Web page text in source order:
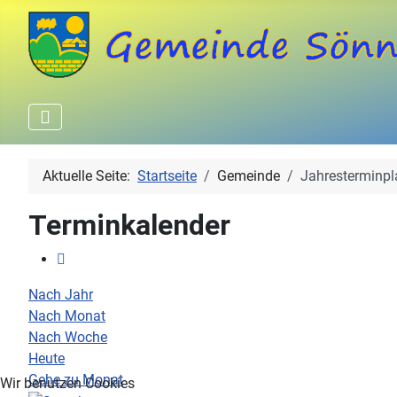
Aktuelle Seite: Startseite Gemeinde
Terminkalender
Nach Jahr
Nach Monat
Nach Woche
Heute
Gehe zu Monat
Wir benutzen Cookies